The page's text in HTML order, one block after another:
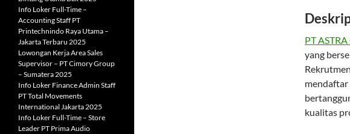
PT
yang
mendaftar
kualitas
Info Loker Full-Time –
Accounting Staff PT
Printechnindo Raya Utama –
Jakarta Terbaru 2025
Lowongan Kerja Area Sales
Supervisor – PT Cimory Group
– Sumatera 2025
Info Loker Finance Admin Staff
PT Total Movements
International Jakarta 2025
Info Loker Full-Time – Store
Leader PT Prima Audio